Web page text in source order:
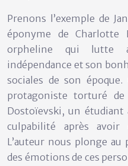
Prenons l’exemple de
éponyme de Charlotte
orpheline qui lutte
indépendance et son
sociales de son
protagoniste torturé
Dostoïevski, un étudiant
culpabilité après
L’auteur nous plonge
des émotions de ces